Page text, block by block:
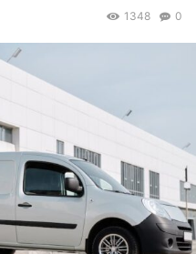
0
1348